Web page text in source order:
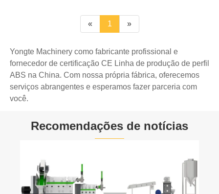
« 1 »
Yongte Machinery como fabricante profissional e
fornecedor de certificação CE Linha de produção de perfil
ABS na China. Com nossa própria fábrica, oferecemos
serviços abrangentes e esperamos fazer parceria com
você.
Recomendações de notícias